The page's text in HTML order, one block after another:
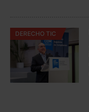
DERECHO TIC